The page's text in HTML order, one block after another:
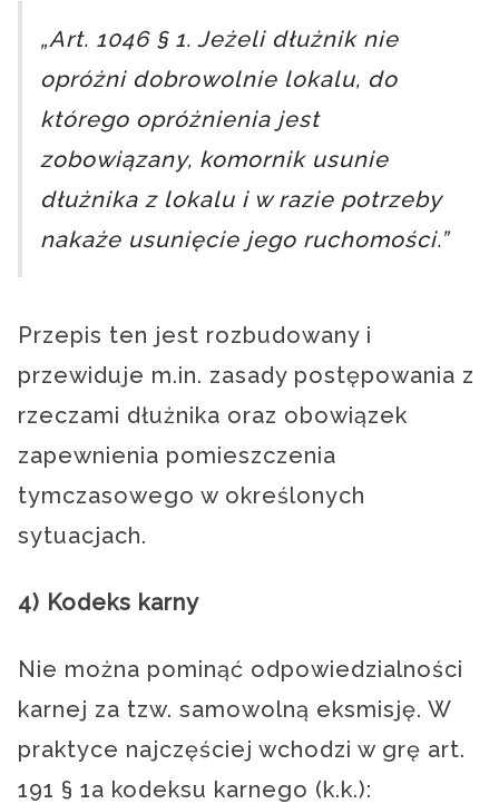
„Art. 1046 § 1. Jeżeli dłużnik nie
opróżni dobrowolnie lokalu, do
którego opróżnienia jest
zobowiązany, komornik usunie
dłużnika z lokalu i w razie potrzeby
nakaże usunięcie jego ruchomości.”
Przepis ten jest rozbudowany i
przewiduje m.in. zasady postępowania z
rzeczami dłużnika oraz obowiązek
zapewnienia pomieszczenia
tymczasowego w określonych
sytuacjach.
4) Kodeks karny
Nie można pominąć odpowiedzialności
karnej za tzw. samowolną eksmisję. W
praktyce najczęściej wchodzi w grę art.
191 § 1a kodeksu karnego (k.k.):